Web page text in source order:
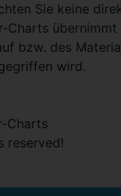
Sie keine
Charts
bzw. des
wird.
Charts
reserved!